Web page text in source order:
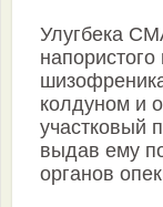
Улугбека
колдуном и
участковый
выдав ему
органов